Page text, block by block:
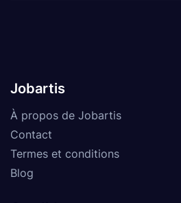
Jobartis
À propos de Jobartis
Contact
Termes et conditions
Blog